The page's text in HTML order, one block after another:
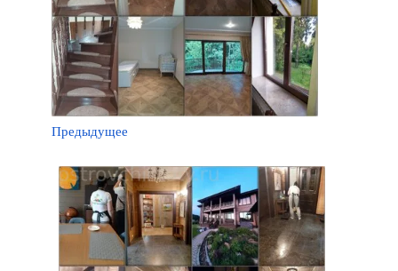
Предыдущее